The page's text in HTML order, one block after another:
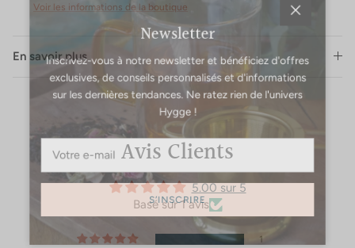
Voir les informations de la boutique
En savoir plus
Avis Clients
5.00 sur 5
Basé sur 1 avis
1
Newsletter
Inscrivez-vous à notre newsletter et bénéficiez d'offres
exclusives, de conseils personnalisés et d'informations
sur les dernières tendances. Ne ratez rien de l'univers
Hygge !
S’INSCRIRE